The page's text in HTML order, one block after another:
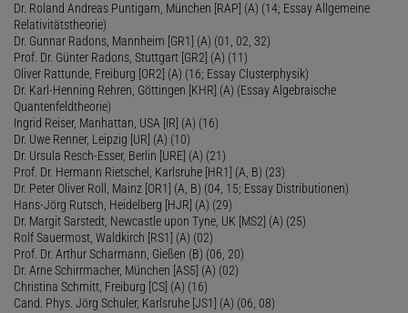
Dr. Roland Andreas Puntigam, München [RAP] (A) (14; Essay Allgemeine
Relativitätstheorie)
Dr. Gunnar Radons, Mannheim [GR1] (A) (01, 02, 32)
Prof. Dr. Günter Radons, Stuttgart [GR2] (A) (11)
Oliver Rattunde, Freiburg [OR2] (A) (16; Essay Clusterphysik)
Dr. Karl-Henning Rehren, Göttingen [KHR] (A) (Essay Algebraische
Quantenfeldtheorie)
Ingrid Reiser, Manhattan, USA [IR] (A) (16)
Dr. Uwe Renner, Leipzig [UR] (A) (10)
Dr. Ursula Resch-Esser, Berlin [URE] (A) (21)
Prof. Dr. Hermann Rietschel, Karlsruhe [HR1] (A, B) (23)
Dr. Peter Oliver Roll, Mainz [OR1] (A, B) (04, 15; Essay Distributionen)
Hans-Jörg Rutsch, Heidelberg [HJR] (A) (29)
Dr. Margit Sarstedt, Newcastle upon Tyne, UK [MS2] (A) (25)
Rolf Sauermost, Waldkirch [RS1] (A) (02)
Prof. Dr. Arthur Scharmann, Gießen (B) (06, 20)
Dr. Arne Schirrmacher, München [AS5] (A) (02)
Christina Schmitt, Freiburg [CS] (A) (16)
Cand. Phys. Jörg Schuler, Karlsruhe [JS1] (A) (06, 08)